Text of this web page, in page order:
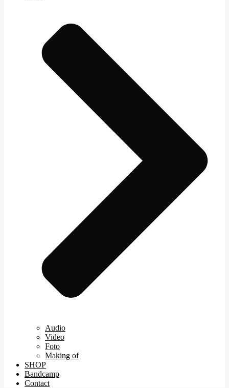
Audio
Video
Foto
Making of
SHOP
Bandcamp
Contact